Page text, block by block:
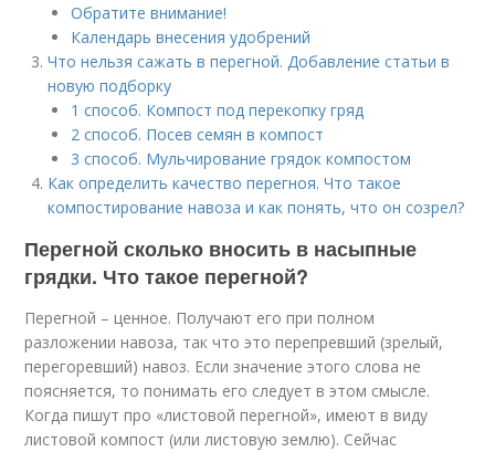
Обратите внимание!
Календарь внесения удобрений
Что нельзя сажать в перегной. Добавление статьи в
новую подборку
1 способ. Компост под перекопку гряд
2 способ. Посев семян в компост
3 способ. Мульчирование грядок компостом
Как определить качество перегноя. Что такое
компостирование навоза и как понять, что он созрел?
Перегной сколько вносить в насыпные
грядки. Что такое перегной?
Перегной – ценное. Получают его при полном
разложении навоза, так что это перепревший (зрелый,
перегоревший) навоз. Если значение этого слова не
поясняется, то понимать его следует в этом смысле.
Когда пишут про «листовой перегной», имеют в виду
листовой компост (или листовую землю). Сейчас